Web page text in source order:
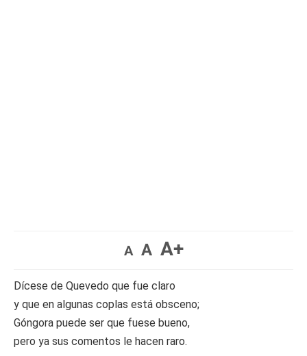
A A A+
Dícese de Quevedo que fue claro
y que en algunas coplas está obsceno;
Góngora puede ser que fuese bueno,
pero ya sus comentos le hacen raro.